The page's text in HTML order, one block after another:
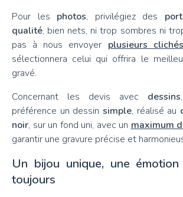
Pour les photos, privilégiez des
qualité, bien nets, ni trop sombres ni
pas à nous envoyer plusieurs clichés
sélectionnera celui qui offrira le
gravé.
Concernant les devis avec dessins
préférence un dessin simple, réalisé au
noir, sur un fond uni, avec un maximum
garantir une gravure précise et
Un bijou unique, une
toujours